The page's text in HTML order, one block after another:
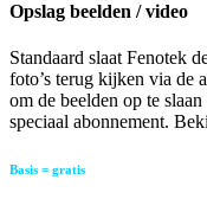
Opslag beelden / video
Standaard slaat Fenotek
foto’s terug kijken via de
om de beelden op te
speciaal abonnement.
Basis = gratis